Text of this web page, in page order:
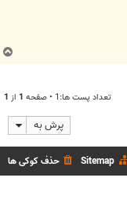
تعداد پست ها:1 • صفحه 1 از 1
پرش به
حذف کوکی ها Sitemap